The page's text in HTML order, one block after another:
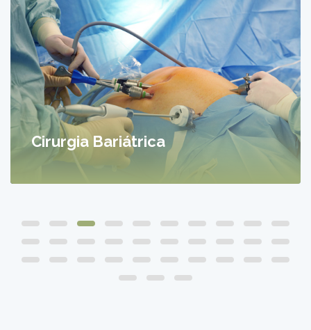
Cirurgia Bariátrica